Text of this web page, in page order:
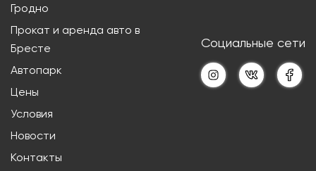
Гродно
Прокат и аренда авто в
Бресте
Автопарк
Цены
Условия
Новости
Контакты
Cоциальные cети